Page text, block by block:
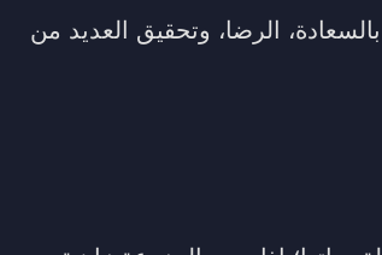
الرضا، وتحقيق العديد من